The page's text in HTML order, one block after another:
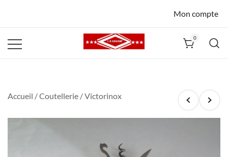
Mon compte
0
Accueil /Coutellerie / Victorinox